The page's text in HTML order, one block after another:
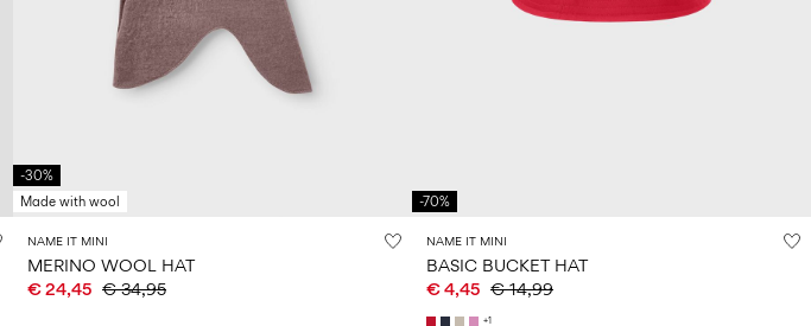
-30%
Made with wool
NAME IT MINI
MERINO WOOL HAT
€ 24,45 € 34,95
-70%
NAME IT MINI
BASIC BUCKET HAT
€ 4,45 € 14,99
+1